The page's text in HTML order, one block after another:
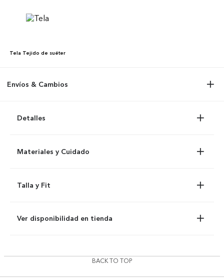
Tela Tejido de suéter
Envíos & Cambios
Detalles
Materiales y Cuidado
Talla y Fit
Ver disponibilidad en tienda
BACK TO TOP